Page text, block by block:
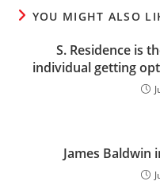
YOU MIGHT ALSO
S. Residence is
individual getting
James Baldwin